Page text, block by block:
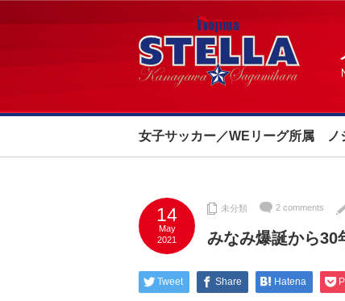
女子サッカー／WEリーグ所属 ノ
14
May
2021
未分類 2 comments
みなみ爆誕から30
Tweet Share Hatena